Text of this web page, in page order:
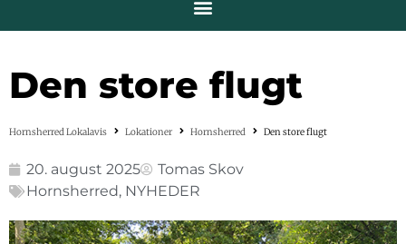
Den store flugt
Hornsherred Lokalavis Lokationer Hornsherred Den store flugt
20. august 2025
Tomas Skov
Hornsherred, NYHEDER